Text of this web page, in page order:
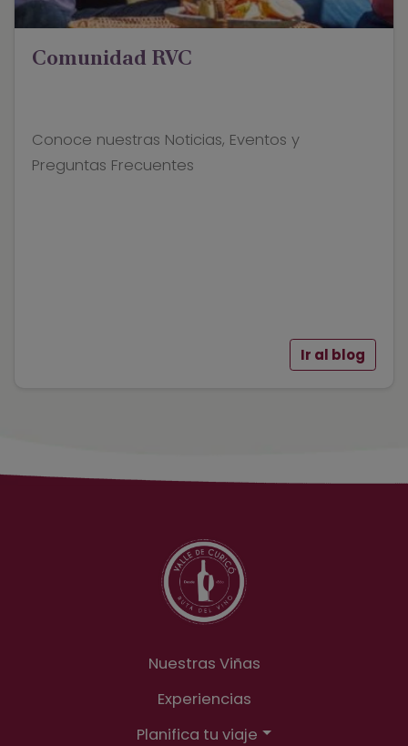
Comunidad RVC
Conoce nuestras Noticias, Eventos y
Preguntas Frecuentes
Ir al blog
Nuestras Viñas
Experiencias
Planifica tu viaje